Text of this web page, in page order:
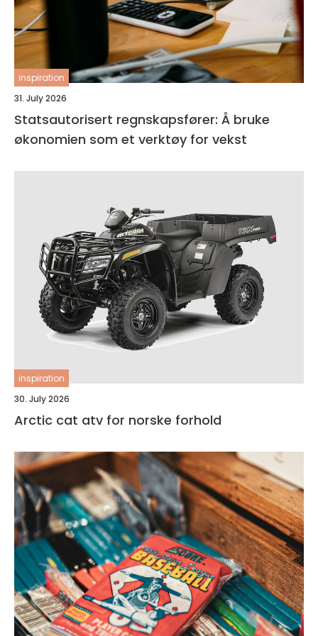
inspiration
31. July 2026
Statsautorisert regnskapsfører: Å bruke
økonomien som et verktøy for vekst
inspiration
30. July 2026
Arctic cat atv for norske forhold